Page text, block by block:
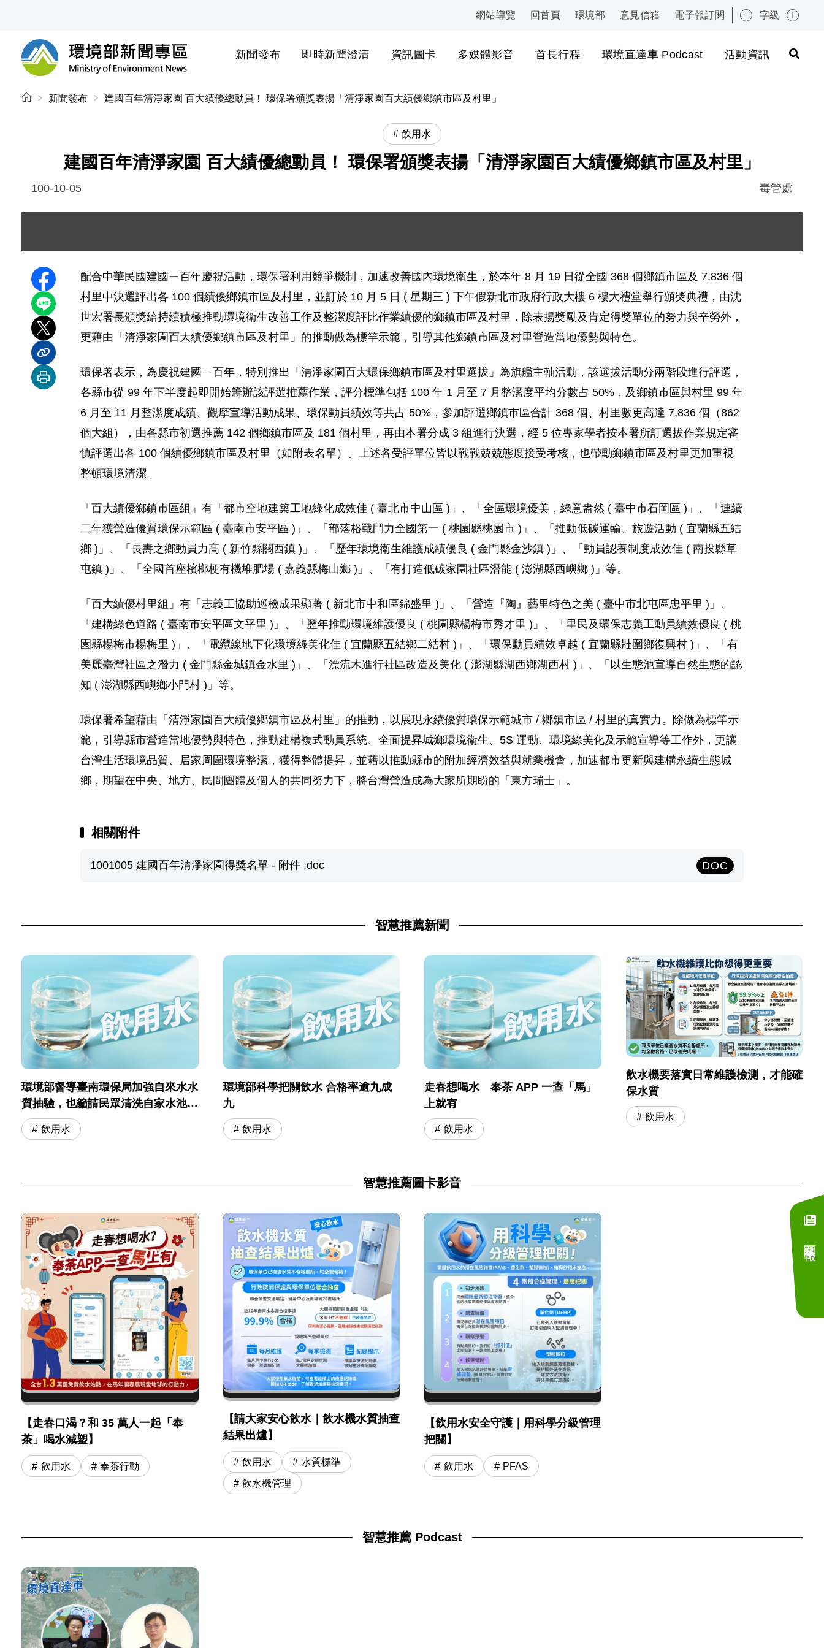
:::
網站導覽 回首頁 環境部 意見信箱 電子報訂閱 字級
環境部新聞專區
新聞發布 即時新聞澄清 資訊圖卡 多媒體影音 首長行程 環境直達車 Podcast 活動資訊
:::
新聞發布 建國百年清淨家園 百大績優總動員！ 環保署頒獎表揚「清淨家園百大績優鄉鎮市區及村里」
飲用水
建國百年清淨家園 百大績優總動員！ 環保署頒獎表揚「清淨家園百大績優鄉鎮市區及村里」
100-10-05 毒管處
分享至 Facebook
分享到 LINE
分享到 X
分享內容連結
列印本頁
配合中華民國建國ㄧ百年慶祝活動，環保署利用競爭機制，加速改善國內環境衛生，於本年 8 月 19 日從全國 368 個鄉鎮市區及 7,836 個
村里中決選評出各 100 個績優鄉鎮市區及村里，並訂於 10 月 5 日 ( 星期三 ) 下午假新北市政府行政大樓 6 樓大禮堂舉行頒奬典禮，由沈
世宏署長頒獎給持續積極推動環境衛生改善工作及整潔度評比作業績優的鄉鎮市區及村里，除表揚獎勵及肯定得獎單位的努力與辛勞外，
更藉由「清淨家園百大績優鄉鎮市區及村里」的推動做為標竿示範，引導其他鄉鎮市區及村里營造當地優勢與特色。
環保署表示，為慶祝建國ㄧ百年，特別推出「清淨家園百大環保鄉鎮市區及村里選拔」為旗艦主軸活動，該選拔活動分兩階段進行評選，
各縣市從 99 年下半度起即開始籌辦該評選推薦作業，評分標準包括 100 年 1 月至 7 月整潔度平均分數占 50%，及鄉鎮市區與村里 99 年
6 月至 11 月整潔度成績、觀摩宣導活動成果、環保動員績效等共占 50%，參加評選鄉鎮市區合計 368 個、村里數更高達 7,836 個（862
個大組），由各縣市初選推薦 142 個鄉鎮市區及 181 個村里，再由本署分成 3 組進行決選，經 5 位專家學者按本署所訂選拔作業規定審
慎評選出各 100 個績優鄉鎮市區及村里（如附表名單）。上述各受評單位皆以戰戰兢兢態度接受考核，也帶動鄉鎮市區及村里更加重視
整頓環境清潔。
「百大績優鄉鎮市區組」有「都市空地建築工地綠化成效佳 ( 臺北市中山區 )」、「全區環境優美，綠意盎然 ( 臺中市石岡區 )」、「連續
二年獲營造優質環保示範區 ( 臺南市安平區 )」、「部落格戰鬥力全國第一 ( 桃園縣桃園市 )」、「推動低碳運輸、旅遊活動 ( 宜蘭縣五結
鄉 )」、「長壽之鄉動員力高 ( 新竹縣關西鎮 )」、「歷年環境衛生維護成績優良 ( 金門縣金沙鎮 )」、「動員認養制度成效佳 ( 南投縣草
屯鎮 )」、「全國首座檳榔梗有機堆肥場 ( 嘉義縣梅山鄉 )」、「有打造低碳家園社區潛能 ( 澎湖縣西嶼鄉 )」等。
「百大績優村里組」有「志義工協助巡檢成果顯著 ( 新北市中和區錦盛里 )」、「營造『陶』藝里特色之美 ( 臺中市北屯區忠平里 )」、
「建構綠色道路 ( 臺南市安平區文平里 )」、「歷年推動環境維護優良 ( 桃園縣楊梅市秀才里 )」、「里民及環保志義工動員績效優良 ( 桃
園縣楊梅市楊梅里 )」、「電纜線地下化環境綠美化佳 ( 宜蘭縣五結鄉二結村 )」、「環保動員績效卓越 ( 宜蘭縣壯圍鄉復興村 )」、「有
美麗臺灣社區之潛力 ( 金門縣金城鎮金水里 )」、「漂流木進行社區改造及美化 ( 澎湖縣湖西鄉湖西村 )」、「以生態池宣導自然生態的認
知 ( 澎湖縣西嶼鄉小門村 )」等。
環保署希望藉由「清淨家園百大績優鄉鎮市區及村里」的推動，以展現永續優質環保示範城市 / 鄉鎮市區 / 村里的真實力。除做為標竿示
範，引導縣市營造當地優勢與特色，推動建構複式動員系統、全面提昇城鄉環境衛生、5S 運動、環境綠美化及示範宣導等工作外，更讓
台灣生活環境品質、居家周圍環境整潔，獲得整體提昇，並藉以推動縣市的附加經濟效益與就業機會，加速都市更新與建構永續生態城
鄉，期望在中央、地方、民間團體及個人的共同努力下，將台灣營造成為大家所期盼的「東方瑞士」。
相關附件
1001005 建國百年清淨家園得獎名單 - 附件 .doc DOC
智慧推薦新聞
環境部督導臺南環保局加強自來水水
質抽驗，也籲請民眾清洗自家水池水
塔，維護用水安全
飲用水
環境部科學把關飲水 合格率逾九成
九
飲用水
走春想喝水 奉茶 APP 一查「馬」
上就有
飲用水
飲水機要落實日常維護檢測，才能確
保水質
飲用水
智慧推薦圖卡影音
【走春口渴？和 35 萬人一起「奉
茶」喝水減塑】
飲用水 奉茶行動
【請大家安心飲水｜飲水機水質抽查
結果出爐】
飲用水 水質標準
飲水機管理
【飲用水安全守護｜用科學分級管理
把關】
飲用水 PFAS
智慧推薦 Podcast